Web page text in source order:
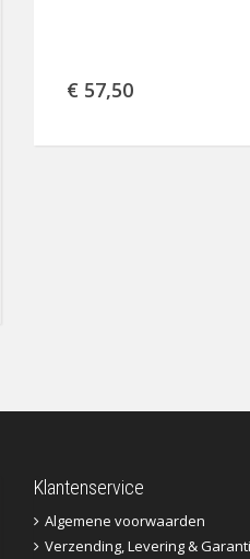
€ 57,50
Klantenservice
Algemene voorwaarden
Verzending, Levering &